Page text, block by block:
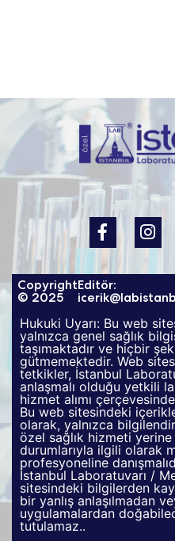
Copyright
© 2025
Editör:
Hukuki Uyarı: Bu web
yalnızca genel sağlık
taşımaktadır ve hiçbir
gütmemektedir. Web
tetkikler, İstanbul
anlaşmalı olduğu yetkili
hizmet alımı
Bu web sitesindeki
olarak, yalnızca
özel sağlık hizmeti yerine
durumlarıyla ilgili olarak
profesyoneline
İstanbul Laboratuvarı /
sitesindeki bilgilerden
bir yanlış anlaşılmadan
uygulamalardan
tutulamaz..